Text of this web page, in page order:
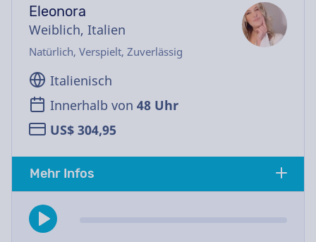
Eleonora
Weiblich, Italien
Natürlich, Verspielt, Zuverlässig
Italienisch
Innerhalb von 48 Uhr
US$ 304,95
Mehr Infos